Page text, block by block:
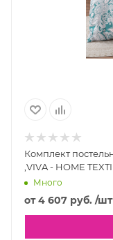
Комплект
,VIVA - HOME
Много
от4 607 руб. /шт